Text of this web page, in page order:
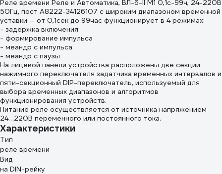
Реле времени Реле и Автоматика, ВЛ-6-II M1 0,1с-99ч, 24-220В
50Гц, пост A8222-34126107 с широким диапазоном временной
уставки — от 0,1сек до 99час функционирует в 4 режимах:
- задержка включения
- формирование импульса
- меандр с импульса
- меандр с паузы
На лицевой панели устройства расположены две секции
нажимного переключателя задатчика временных интервалов и
пяти-секционный DIP-переключатель, используемый для
выбора временных диапазонов и алгоритмов
функционирования устройств.
Питание реле осуществляется от источника напряжением
24…220В переменного или постоянного тока.
Характеристики
Тип
реле времени
Вид
на DIN-рейку